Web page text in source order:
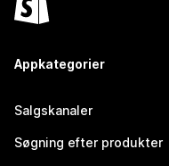
Appkategorier
Salgskanaler
Søgning efter produkter